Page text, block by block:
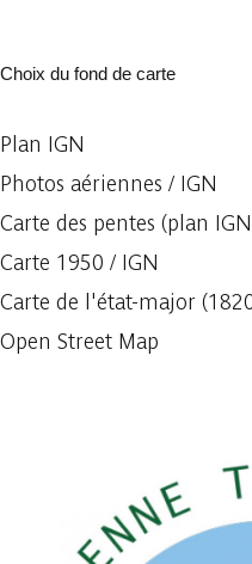
Choix du fond de carte
Plan IGN
Photos aériennes / IGN
Carte des pentes (plan
Carte 1950 / IGN
Carte de l'état-major
Open Street Map